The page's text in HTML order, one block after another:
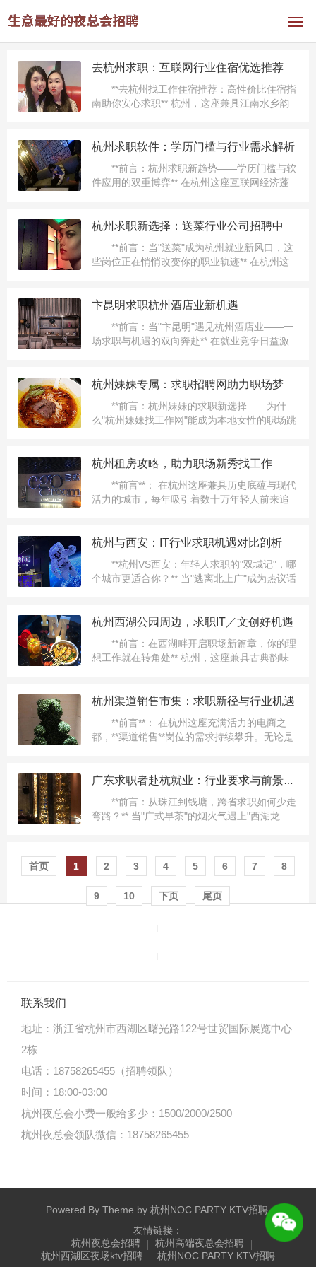
去杭州求职：互联网行业住宿优选推荐
**去杭州找工作住宿推荐：高性价比住宿指
南助你安心求职** 杭州，这座兼具江南水乡韵
来科技城的创新氛围...
杭州求职软件：学历门槛与行业需求解析
**前言：杭州求职新趋势——学历门槛与软
件应用的双重博弈** 在杭州这座互联网经济蓬
着招聘软件功能的...
杭州求职新选择：送菜行业公司招聘中
**前言：当"送菜"成为杭州就业新风口，这
些岗位正在悄悄改变你的职业轨迹** 在杭州这
卞昆明求职杭州酒店业新机遇
**前言：当"卞昆明"遇见杭州酒店业——一
场求职与机遇的双向奔赴** 在就业竞争日益激
杭州妹妹专属：求职招聘网助力职场梦
**前言：杭州妹妹的求职新选择——为什
么"杭州妹妹找工作网"能成为本地女性的职场跳
杭州租房攻略，助力职场新秀找工作
**前言**： 在杭州这座兼具历史底蕴与现代
活力的城市，每年吸引着数十万年轻人前来追
为求职者心中的“...
杭州与西安：IT行业求职机遇对比剖析
**杭州VS西安：年轻人求职的"双城记"，哪
个城市更适合你？** 当"逃离北上广"成为热议话
杭州西湖公园周边，求职IT／文创好机遇
**前言：在西湖畔开启职场新篇章，你的理
想工作就在转角处** 杭州，这座兼具古典韵味
坐拥5A级景区的...
杭州渠道销售市集：求职新径与行业机遇
**前言**： 在杭州这座充满活力的电商之
都，**渠道销售**岗位的需求持续攀升。无论是
者提供了独特...
**前言：从珠江到钱塘，跨省求职如何少走
弯路？** 当"广式早茶"的烟火气遇上"西湖龙
首页
1 2 3 4 5 6 7 8
9 10 下页 尾页
联系我们
地址： 浙江省杭州市西湖区曙光路122号世贸国际展览中心
2栋
电话：18758265455（招聘领队）
时间：18:00-03:00
杭州夜总会小费一般给多少：1500/2000/2500
杭州夜总会领队微信：18758265455
Powered By Theme by 杭州NOC PARTY KTV招聘.
友情链接：
杭州夜总会招聘
杭州高端夜总会招聘
杭州西湖区夜场ktv招聘
杭州NOC PARTY KTV招聘